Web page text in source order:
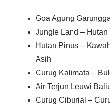
Goa Agung
Jungle Land –
Hutan Pinus –
Asih
Curug Kalimata –
Air Terjun Leuwi
Curug Ciburial –